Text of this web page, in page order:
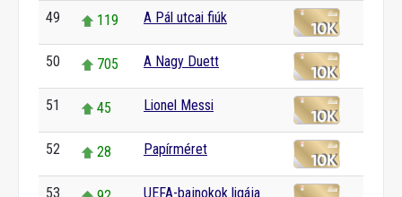
49 119 A Pál utcai fiúk
50 705 A Nagy Duett
51 45 Lionel Messi
52 28 Papírméret
53 UEFA-bajnokok ligája